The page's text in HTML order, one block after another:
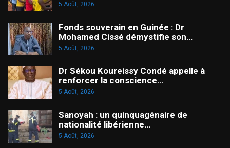
5 Août, 2026
Fonds souverain en Guinée : Dr
Mohamed Cissé démystifie son…
5 Août, 2026
Dr Sékou Koureissy Condé appelle à
renforcer la conscience…
5 Août, 2026
Sanoyah : un quinquagénaire de
nationalité libérienne…
5 Août, 2026